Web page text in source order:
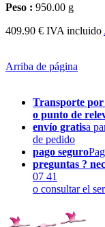
Peso : 950.00 g
409.90 € IVA incluido
Arriba de página
Transporte por
o punto de
envío gratisa
de pedido
pago seguro
preguntas ?
07 41
o consultar el